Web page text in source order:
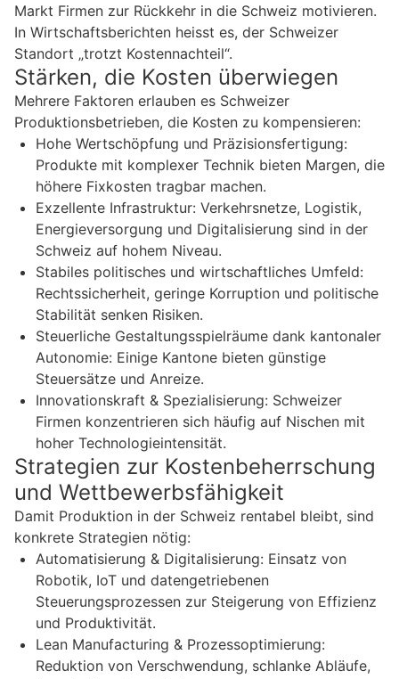
Markt Firmen zur Rückkehr in die Schweiz motivieren.
In Wirtschaftsberichten heisst es, der Schweizer
Standort „trotzt Kostennachteil“.
Stärken, die Kosten überwiegen
Mehrere Faktoren erlauben es Schweizer
Produktionsbetrieben, die Kosten zu kompensieren:
Hohe Wertschöpfung und Präzisionsfertigung:
Produkte mit komplexer Technik bieten Margen, die
höhere Fixkosten tragbar machen.
Exzellente Infrastruktur: Verkehrsnetze, Logistik,
Energieversorgung und Digitalisierung sind in der
Schweiz auf hohem Niveau.
Stabiles politisches und wirtschaftliches Umfeld:
Rechtssicherheit, geringe Korruption und politische
Stabilität senken Risiken.
Steuerliche Gestaltungsspielräume dank kantonaler
Autonomie: Einige Kantone bieten günstige
Steuersätze und Anreize.
Innovationskraft & Spezialisierung: Schweizer
Firmen konzentrieren sich häufig auf Nischen mit
hoher Technologieintensität.
Strategien zur Kostenbeherrschung
und Wettbewerbsfähigkeit
Damit Produktion in der Schweiz rentabel bleibt, sind
konkrete Strategien nötig:
Automatisierung & Digitalisierung: Einsatz von
Robotik, IoT und datengetriebenen
Steuerungsprozessen zur Steigerung von Effizienz
und Produktivität.
Lean Manufacturing & Prozessoptimierung:
Reduktion von Verschwendung, schlanke Abläufe,